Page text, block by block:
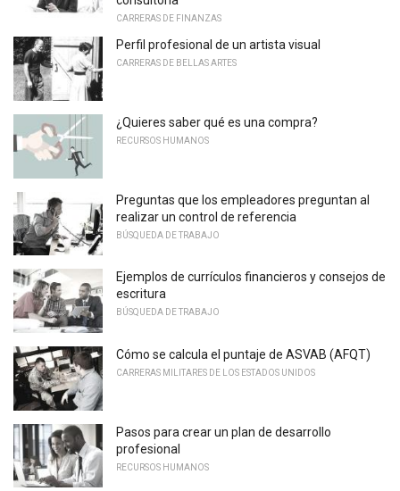
CARRERAS DE FINANZAS
Perfil profesional de un artista visual
CARRERAS DE BELLAS ARTES
¿Quieres saber qué es una compra?
RECURSOS HUMANOS
Preguntas que los empleadores preguntan al
realizar un control de referencia
BÚSQUEDA DE TRABAJO
Ejemplos de currículos financieros y consejos de
escritura
BÚSQUEDA DE TRABAJO
Cómo se calcula el puntaje de ASVAB (AFQT)
CARRERAS MILITARES DE LOS ESTADOS UNIDOS
Pasos para crear un plan de desarrollo
profesional
RECURSOS HUMANOS